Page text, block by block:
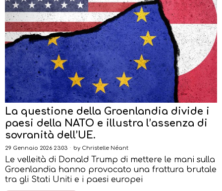
La questione della Groenlandia divide i
paesi della NATO e illustra l’assenza di
sovranità dell’UE.
29 Gennaio 2026 23:03 by Christelle Néant
Le velleità di Donald Trump di mettere le mani sulla
Groenlandia hanno provocato una frattura brutale
tra gli Stati Uniti e i paesi europei